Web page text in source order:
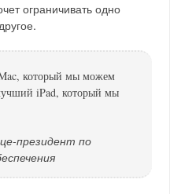
ограничивать одно
который мы можем
iPad, который мы
президент по